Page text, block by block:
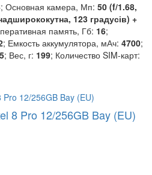
; Основная камера, Мп: 50 (f/1.68,
123 градусів) +
память, Гб: 16;
; Емкость аккумулятора, мАч: 4700;
; Вес, г: 199; Количество SIM-карт:
8 Pro 12/256GB Bay (EU)